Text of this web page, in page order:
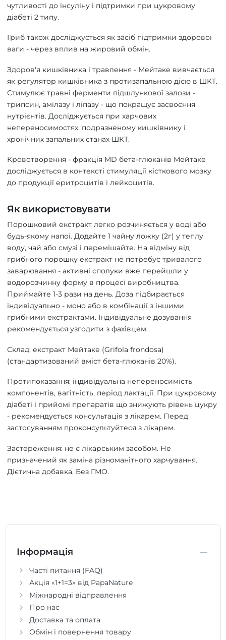
чутливості до інсуліну і підтримки при цукровому
діабеті 2 типу.
Гриб також досліджується як засіб підтримки здорової
ваги - через вплив на жировий обмін.
Здоров'я кишківника і травлення - Мейтаке вивчається
як регулятор кишківника з протизапальною дією в ШКТ.
Стимулює травні ферменти підшлункової залози -
трипсин, амілазу і ліпазу - що покращує засвоєння
нутрієнтів. Досліджується при харчових
непереносимостях, подразненому кишківнику і
хронічних запальних станах ШКТ.
Кровотворення - фракція MD бета-глюканів Мейтаке
досліджується в контексті стимуляції кісткового мозку
до продукції еритроцитів і лейкоцитів.
Як використовувати
Порошковий екстракт легко розчиняється у воді або
будь-якому напої. Додайте 1 чайну ложку (2г) у теплу
воду, чай або смузі і перемішайте. На відміну від
грибного порошку екстракт не потребує тривалого
заварювання - активні сполуки вже перейшли у
водорозчинну форму в процесі виробництва.
Приймайте 1-3 рази на день. Доза підбирається
індивідуально - моно або в комбінації з іншими
грибними екстрактами. Індивідуальне дозування
рекомендується узгодити з фахівцем.
Склад: екстракт Мейтаке (Grifola frondosa)
(стандартизований вміст бета-глюканів 20%).
Протипоказання: індивідуальна непереносимість
компонентів, вагітність, період лактації. При цукровому
діабеті і прийомі препаратів що знижують рівень цукру
- рекомендується консультація з лікарем. Перед
застосуванням проконсультуйтеся з лікарем.
Застереження: не є лікарським засобом. Не
призначений як заміна різноманітного харчування.
Дієтична добавка. Без ГМО.
Інформація
Часті питання (FAQ)
Акція «1+1=3» від PapaNature
Міжнародні відправлення
Про нас
Доставка та оплата
Обмін і повернення товару